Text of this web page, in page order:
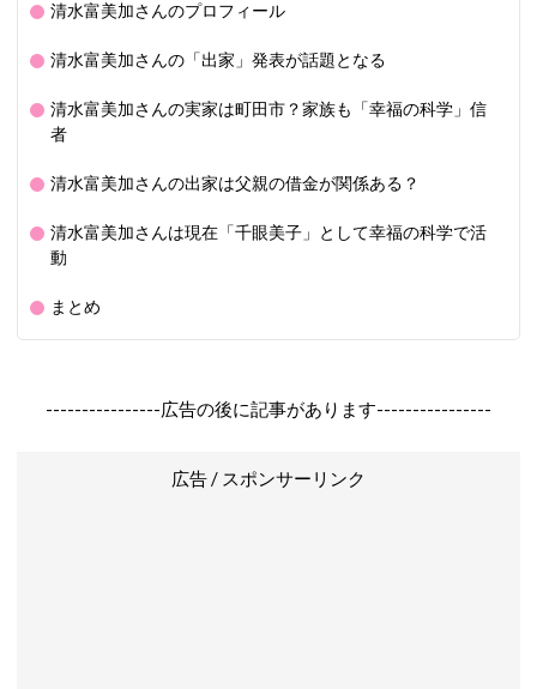
清水富美加さんのプロフィール
清水富美加さんの「出家」発表が話題となる
清水富美加さんの実家は町田市？家族も「幸福の科学」信
者
清水富美加さんの出家は父親の借金が関係ある？
清水富美加さんは現在「千眼美子」として幸福の科学で活
動
まとめ
----------------広告の後に記事があります----------------
広告 / スポンサーリンク